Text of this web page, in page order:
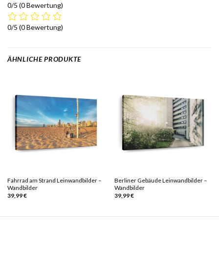
0/5 (0 Bewertung)
0/5 (0 Bewertung)
ÄHNLICHE PRODUKTE
Fahrrad am Strand Leinwandbilder –
Wandbilder
39,99€
Berliner Gebäude Leinwandbilder –
Wandbilder
39,99€